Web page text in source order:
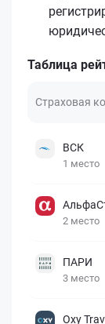
Таблица
Страховая
ВСК
1 место
2 место
ПАРИ
3 место
Oxy